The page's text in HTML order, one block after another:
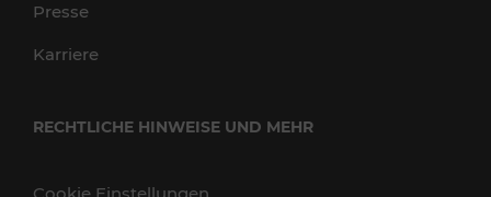
Presse
Karriere
RECHTLICHE HINWEISE UND MEHR